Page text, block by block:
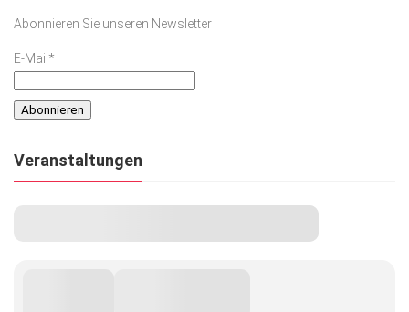
Abonnieren Sie unseren Newsletter
E-Mail*
Veranstaltungen